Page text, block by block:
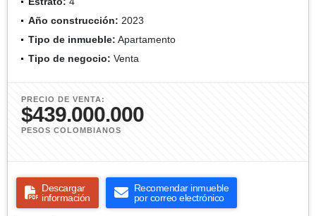
Año construcción: 2023
Tipo de inmueble: Apartamento
Tipo de negocio: Venta
PRECIO DE VENTA:
$439.000.000
PESOS COLOMBIANOS
Descargar
información
Recomendar inmueble
por correo electrónico